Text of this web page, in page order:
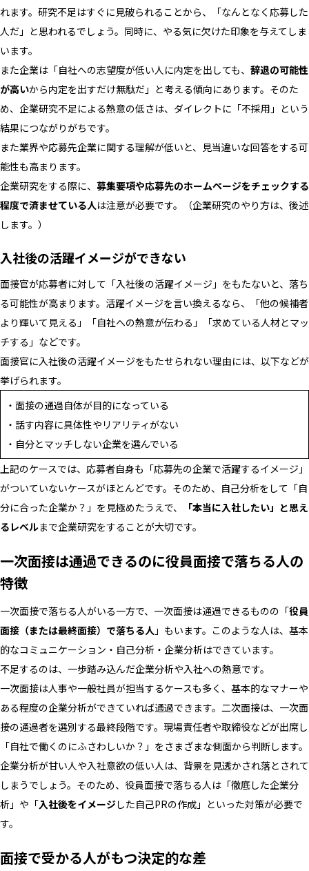
れます。研究不足はすぐに見破られることから、「なんとなく応募した
人だ」と思われるでしょう。同時に、やる気に欠けた印象を与えてしま
います。
また企業は「自社への志望度が低い人に内定を出しても、 辞退の可能性
が高いから内定を出すだけ無駄だ」と考える傾向にあります。そのた
め、企業研究不足による熱意の低さは、ダイレクトに「不採用」という
結果につながりがちです。
また業界や応募先企業に関する理解が低いと、見当違いな回答をする可
能性も高まります。
企業研究をする際に、 募集要項や応募先のホームページをチェックする
程度で済ませている人は注意が必要です。（企業研究のやり方は、後述
します。）
入社後の活躍イメージができない
面接官が応募者に対して「入社後の活躍イメージ」をもたないと、落ち
る可能性が高まります。活躍イメージを言い換えるなら、「他の候補者
より輝いて見える」「自社への熱意が伝わる」「求めている人材とマッ
チする」などです。
面接官に入社後の活躍イメージをもたせられない理由には、以下などが
挙げられます。
・面接の通過自体が目的になっている
・話す内容に具体性やリアリティがない
・自分とマッチしない企業を選んでいる
上記のケースでは、応募者自身も「応募先の企業で活躍するイメージ」
がついていないケースがほとんどです。そのため、自己分析をして「自
分に合った企業か？」を見極めたうえで、
「本当に入社したい」と思え
るレベルまで企業研究をすることが大切です。
一次面接は通過できるのに役員面接で落ちる人の
特徴
一次面接で落ちる人がいる一方で、一次面接は通過できるものの「役員
面接（または最終面接）で落ちる人 」もいます。このような人は、基本
的なコミュニケーション・自己分析・企業分析はできています。
不足するのは、一歩踏み込んだ企業分析や入社への熱意です。
一次面接は人事や一般社員が担当するケースも多く、基本的なマナーや
ある程度の企業分析ができていれば通過できます。二次面接は、一次面
接の通過者を選別する最終段階です。現場責任者や取締役などが出席し
「自社で働くのにふさわしいか？」をさまざまな側面から判断します。
企業分析が甘い人や入社意欲の低い人は、背景を見透かされ落とされて
しまうでしょう。そのため、役員面接で落ちる人は「徹底した企業分
析」や「入社後をイメージした自己PRの作成」といった対策が必要で
す。
面接で受かる人がもつ決定的な差